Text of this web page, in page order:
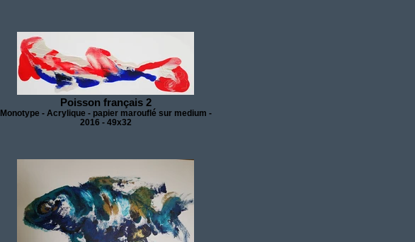
Poisson français 2
Monotype - Acrylique - papier marouflé sur medium -
2016 - 49x32